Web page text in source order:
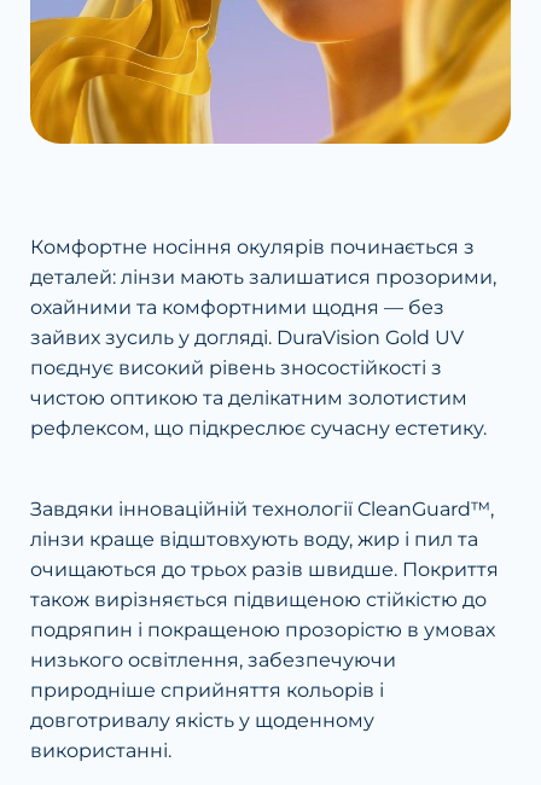
Комфортне носіння окулярів починається з
деталей: лінзи мають залишатися прозорими,
охайними та комфортними щодня — без
зайвих зусиль у догляді. DuraVision Gold UV
поєднує високий рівень зносостійкості з
чистою оптикою та делікатним золотистим
рефлексом, що підкреслює сучасну естетику.
Завдяки інноваційній технології CleanGuard™,
лінзи краще відштовхують воду, жир і пил та
очищаються до трьох разів швидше. Покриття
також вирізняється підвищеною стійкістю до
подряпин і покращеною прозорістю в умовах
низького освітлення, забезпечуючи
природніше сприйняття кольорів і
довготривалу якість у щоденному
використанні.